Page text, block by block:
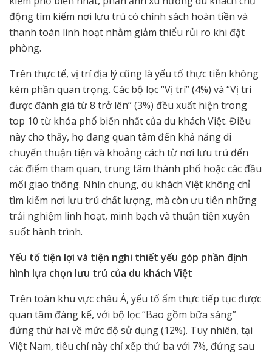
động tìm kiếm nơi lưu trú có chính sách hoàn tiền và
thanh toán linh hoạt nhằm giảm thiểu rủi ro khi đặt
phòng.
Trên thực tế, vị trí địa lý cũng là yếu tố thực tiễn không
kém phần quan trọng. Các bộ lọc “Vị trí” (4%) và “Vị trí
được đánh giá từ 8 trở lên” (3%) đều xuất hiện trong
top 10 từ khóa phổ biến nhất của du khách Việt. Điều
này cho thấy, họ đang quan tâm đến khả năng di
chuyển thuận tiện và khoảng cách từ nơi lưu trú đến
các điểm tham quan, trung tâm thành phố hoặc các đầu
mối giao thông. Nhìn chung, du khách Việt không chỉ
tìm kiếm nơi lưu trú chất lượng, mà còn ưu tiên những
trải nghiệm linh hoạt, minh bạch và thuận tiện xuyên
suốt hành trình.
Yếu tố tiện lợi và tiện nghi thiết yếu góp phần định
hình lựa chọn lưu trú của du khách Việt
Trên toàn khu vực châu Á, yếu tố ẩm thực tiếp tục được
quan tâm đáng kể, với bộ lọc “Bao gồm bữa sáng”
đứng thứ hai về mức độ sử dụng (12%). Tuy nhiên, tại
Việt Nam, tiêu chí này chỉ xếp thứ ba với 7%, đứng sau